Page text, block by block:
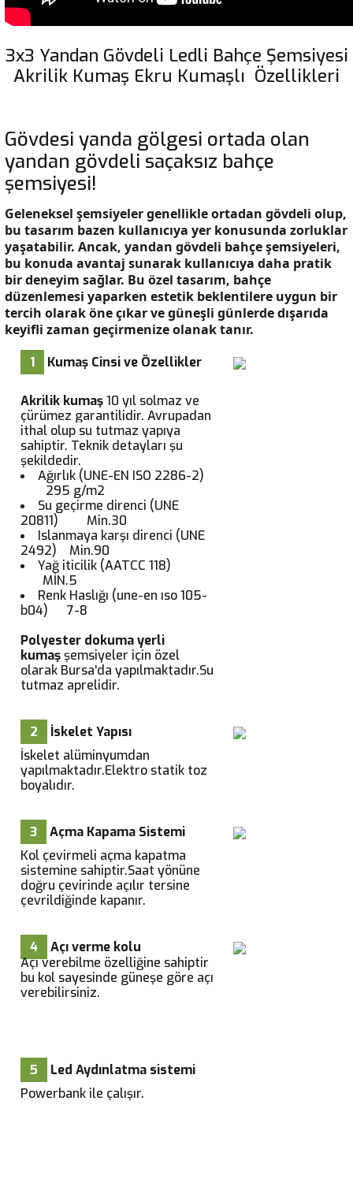
3x3 Yandan Gövdeli Ledli Bahçe Şemsiyesi
Akrilik Kumaş Ekru Kumaşlı Özellikleri
Gövdesi yanda gölgesi ortada olan
yandan gövdeli saçaksız bahçe
şemsiyesi!
Geleneksel şemsiyeler genellikle ortadan gövdeli olup,
bu tasarım bazen kullanıcıya yer konusunda zorluklar
yaşatabilir. Ancak, yandan gövdeli bahçe şemsiyeleri,
bu konuda avantaj sunarak kullanıcıya daha pratik
bir deneyim sağlar. Bu özel tasarım, bahçe
düzenlemesi yaparken estetik beklentilere uygun bir
tercih olarak öne çıkar ve güneşli günlerde dışarıda
keyifli zaman geçirmenize olanak tanır.
1 Kumaş Cinsi ve Özellikler
Akrilik kumaş10 yıl solmaz ve
çürümez garantilidir. Avrupadan
ithal olup su tutmaz yapıya
sahiptir. Teknik detayları şu
şekildedir.
Ağırlık (UNE-EN ISO 2286-2)
295 g/m2
Su geçirme direnci (UNE
20811) Min.30
Islanmaya karşı direnci (UNE
2492) Min.90
Yağ iticilik (AATCC 118)
MİN.5
Renk Haslığı (une-en ıso 105-
b04) 7-8
Polyester dokuma yerli
kumaşşemsiyeler için özel
olarak Bursa'da yapılmaktadır.Su
tutmaz aprelidir.
2
İskelet Yapısı
İskelet alüminyumdan
yapılmaktadır.Elektro statik toz
boyalıdır.
3
Açma Kapama Sistemi
Kol çevirmeli açma kapatma
sistemine sahiptir.Saat yönüne
doğru çevirinde açılır tersine
çevrildiğinde kapanır.
4
Açı verme kolu
Açı verebilme özelliğine sahiptir
bu kol sayesinde güneşe göre açı
verebilirsiniz.
5
Led Aydınlatma sistemi
Powerbank ile çalışır.